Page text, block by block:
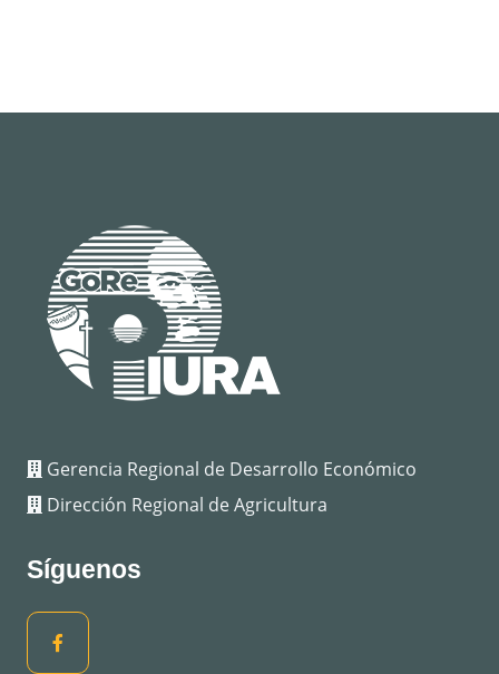
Gerencia Regional de Desarrollo Económico
Dirección Regional de Agricultura
Síguenos